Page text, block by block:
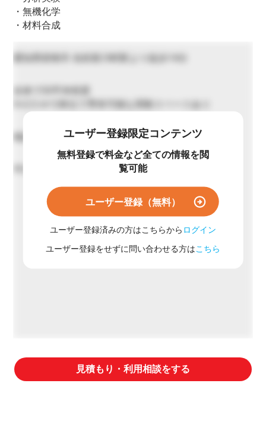
・無機化学
・材料合成
愛知県碧南市 名鉄新川町駅より徒歩14分
全体で50平米程度
5×2.5 m^2単位で専有可能な実験スペースあり
相談により決定
平日 8:00~17:00（月~金）
ユーザー登録限定コンテンツ
無料登録で料金など全ての情報を閲
覧可能
ユーザー登録（無料）
ユーザー登録済みの方はこちらから ログイン
ユーザー登録をせずに問い合わせる方はこちら
見積もり・利用相談をする